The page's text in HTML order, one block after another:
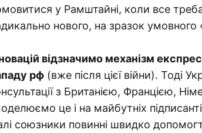
у Рамштайні, коли все
нового, на зразок умовного
відзначимо механізм
рф (вже після цієї війни). Тоді
з Британією, Францією,
це і на майбутніх
союзники повинні швидко